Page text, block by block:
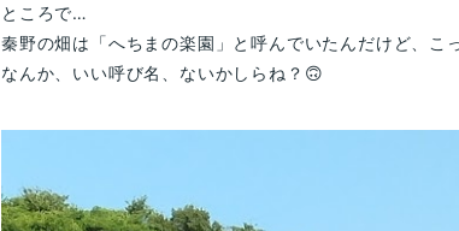
ところで…
秦野の畑は「へちまの楽園」と呼んでいたんだけど、こ
なんか、いい呼び名、ないかしらね？🙃